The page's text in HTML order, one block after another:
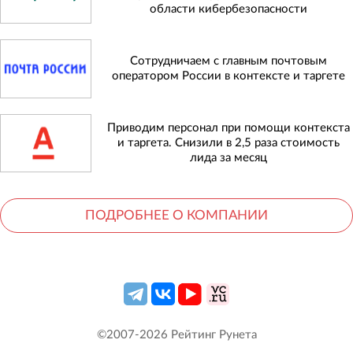
области кибербезопасности
Сотрудничаем с главным почтовым
оператором России в контексте и таргете
Приводим персонал при помощи контекста
и таргета. Снизили в 2,5 раза стоимость
лида за месяц
ПОДРОБНЕЕ О КОМПАНИИ
©2007-2026 Рейтинг Рунета